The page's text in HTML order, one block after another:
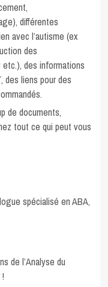
différentes
avec l’autisme (ex
des
des informations
des liens pour des
de documents,
tout ce qui peut vous
spécialisé en ABA,
de l’Analyse du